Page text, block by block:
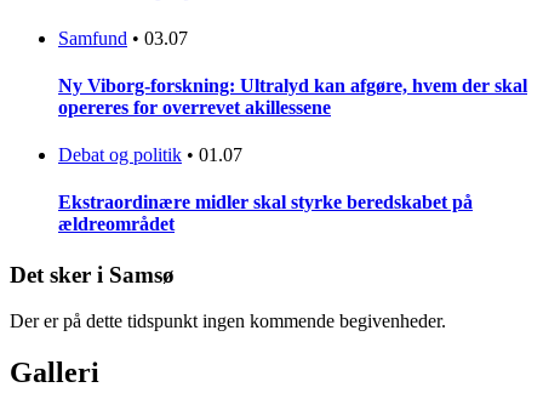
Samfund • 03.07
Ny Viborg-forskning: Ultralyd kan afgøre, hvem der skal
opereres for overrevet akillessene
Debat og politik • 01.07
Ekstraordinære midler skal styrke beredskabet på
ældreområdet
Det sker i Samsø
Der er på dette tidspunkt ingen kommende begivenheder.
Galleri